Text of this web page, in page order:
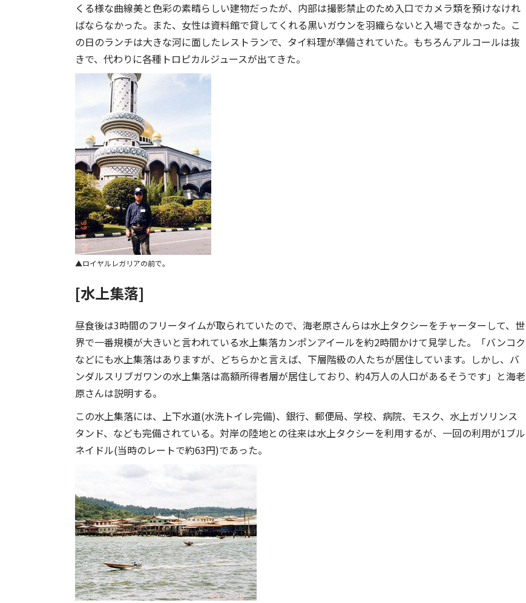
くる様な曲線美と色彩の素晴らしい建物だったが、内部は撮影禁止のため入口でカメラ類を預けなけれ
ばならなかった。また、女性は資料館で貸してくれる黒いガウンを羽織らないと入場できなかった。こ
の日のランチは大きな河に面したレストランで、タイ料理が準備されていた。もちろんアルコールは抜
きで、代わりに各種トロピカルジュースが出てきた。
ロイヤルレガリアの前で。
[水上集落]
昼食後は3時間のフリータイムが取られていたので、海老原さんらは水上タクシーをチャーターして、世
界で一番規模が大きいと言われている水上集落カンポンアイールを約2時間かけて見学した。「バンコク
などにも水上集落はありますが、どちらかと言えば、下層階級の人たちが居住しています。しかし、バ
ンダルスリブガワンの水上集落は高額所得者層が居住しており、約4万人の人口があるそうです」と海老
原さんは説明する。
この水上集落には、上下水道(水洗トイレ完備)、銀行、郵便局、学校、病院、モスク、水上ガソリンス
タンド、なども完備されている。対岸の陸地との往来は水上タクシーを利用するが、一回の利用が1ブル
ネイドル(当時のレートで約63円)であった。